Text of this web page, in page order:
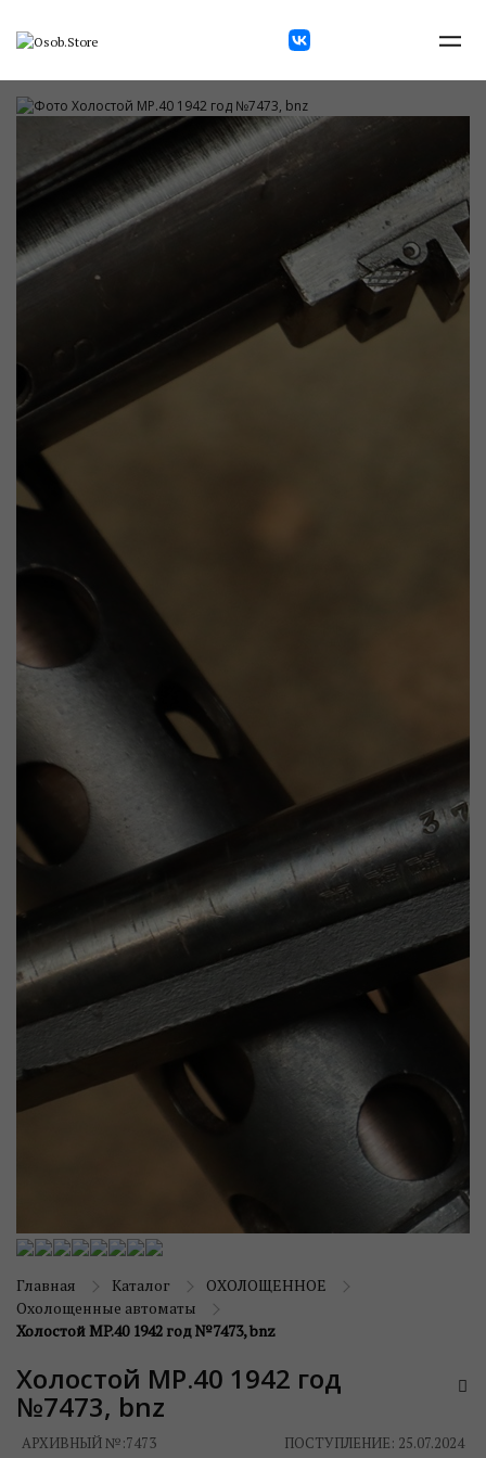
Главная Каталог
ОХОЛОЩЕННОЕ
Охолощенные автоматы
Холостой MP.40 1942 год №7473, bnz
Холостой MP.40 1942 год
№7473, bnz
АРХИВНЫЙ №:7473 ПОСТУПЛЕНИЕ: 25.07.2024